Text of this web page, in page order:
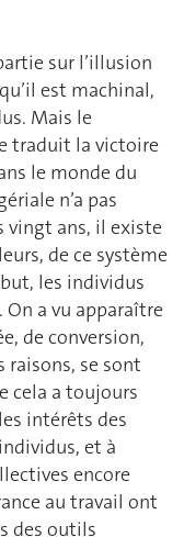
sur l’illusion
est machinal,
Mais le
traduit la victoire
le monde du
n’a pas
vingt ans, il existe
de ce système
les individus
a vu apparaître
de conversion,
se sont
cela a toujours
intérêts des
et à
encore
au travail ont
des outils